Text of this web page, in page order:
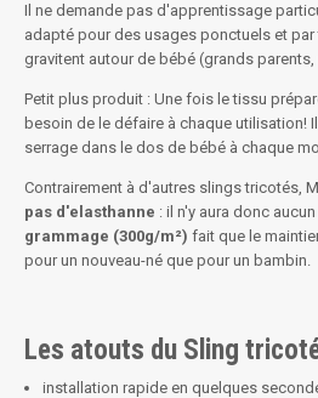
Il ne demande pas d'apprentissage
adapté pour des usages ponctuels et
gravitent autour de bébé (grands
Petit plus produit : Une fois le tissu
besoin de le défaire à chaque utilisation!
serrage dans le dos de bébé à chaque
Contrairement à d'autres slings tricotés,
pas d'elasthanne : il n'y aura donc
grammage (300g/m²) fait que le
pour un nouveau-né que pour un bambin.
Les atouts du Sling
installation rapide en quelques